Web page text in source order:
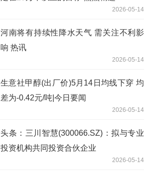
2026-05-14
河南将有持续性降水天气 需关注不利影
响 热讯
2026-05-14
生意社甲醇(出厂价)5月14日均线下穿 均
差为-0.42元/吨|今日要闻
2026-05-14
头条：三川智慧(300066.SZ)：拟与专业
投资机构共同投资合伙企业
2026-05-14